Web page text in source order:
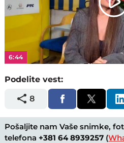
6:44
Podelite vest:
8
Pošaljite nam Vaše snimke,
telefona +381 64 8939257 (